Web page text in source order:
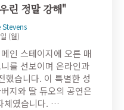
린 정말 강해"
(월)
인 스테이지에 오른 매
를 선보이며 온라인과
했습니다. 이 특별한 성
지와 딸 듀오의 공연은
체였습니다. …